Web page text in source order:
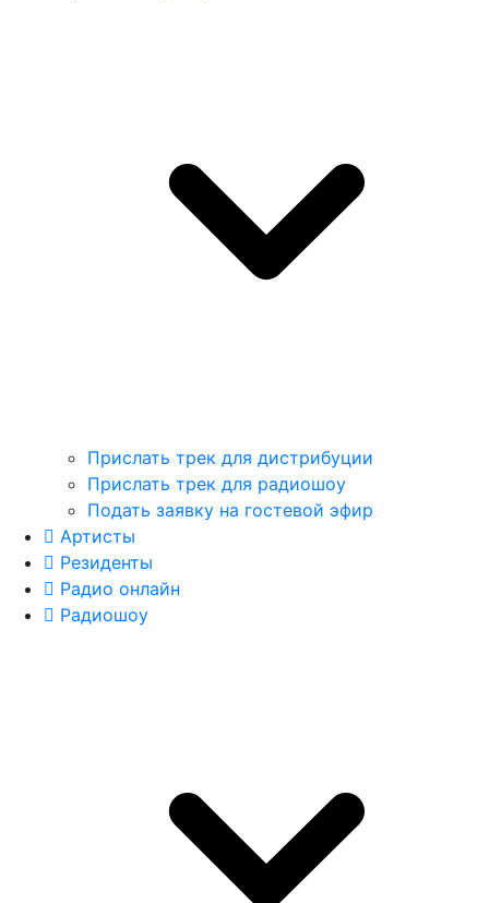
Прислать трек для дистрибуции
Прислать трек для радиошоу
Подать заявку на гостевой эфир
Артисты
Резиденты
Радио онлайн
Радиошоу